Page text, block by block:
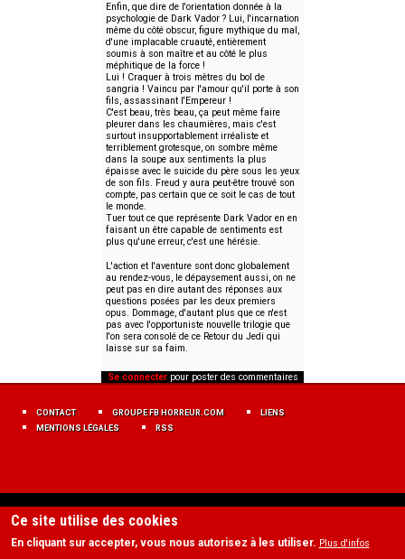
Enfin, que dire de l'orientation donnée à la
psychologie de Dark Vador ? Lui, l'incarnation
même du côté obscur, figure mythique du mal,
d'une implacable cruauté, entièrement
soumis à son maître et au côté le plus
méphitique de la force !
Lui ! Craquer à trois mètres du bol de
sangria ! Vaincu par l'amour qu'il porte à son
fils, assassinant l'Empereur !
C'est beau, très beau, ça peut même faire
pleurer dans les chaumières, mais c'est
surtout insupportablement irréaliste et
terriblement grotesque, on sombre même
dans la soupe aux sentiments la plus
épaisse avec le suicide du père sous les yeux
de son fils. Freud y aura peut-être trouvé son
compte, pas certain que ce soit le cas de tout
le monde.
Tuer tout ce que représente Dark Vador en en
faisant un être capable de sentiments est
plus qu'une erreur, c'est une hérésie.
L'action et l'aventure sont donc globalement
au rendez-vous, le dépaysement aussi, on ne
peut pas en dire autant des réponses aux
questions posées par les deux premiers
opus. Dommage, d'autant plus que ce n'est
pas avec l'opportuniste nouvelle trilogie que
l'on sera consolé de ce Retour du Jedi qui
laisse sur sa faim.
Se connecterpour poster des commentaires
FR
CONTACT GROUPE FB HORREUR.COM
LIENS
MENTIONS LÉGALES
RSS
Ce site utilise des cookies
En cliquant sur accepter, vous nous autorisez à les utiliser. Plus d'infos